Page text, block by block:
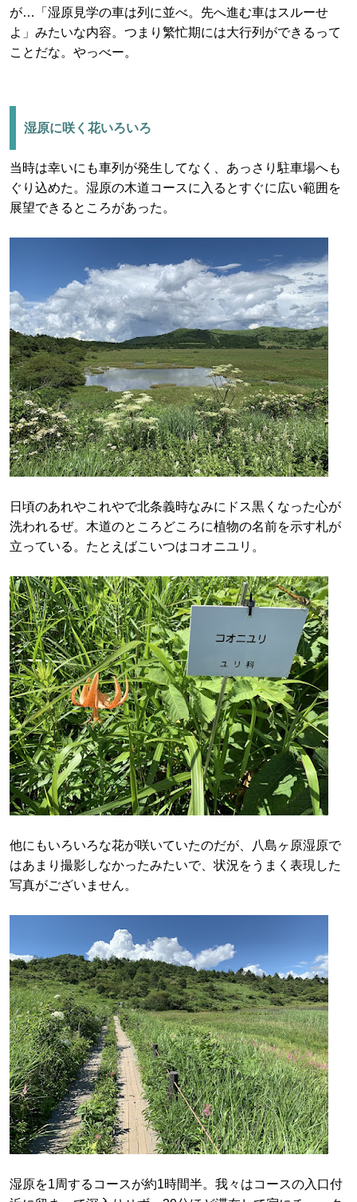
が…「湿原見学の車は列に並べ。先へ進む車はスルーせ
よ」みたいな内容。つまり繁忙期には大行列ができるって
ことだな。やっべー。
湿原に咲く花いろいろ
当時は幸いにも車列が発生してなく、あっさり駐車場へも
ぐり込めた。湿原の木道コースに入るとすぐに広い範囲を
展望できるところがあった。
日頃のあれやこれやで北条義時なみにドス黒くなった心が
洗われるぜ。木道のところどころに植物の名前を示す札が
立っている。たとえばこいつはコオニユリ。
他にもいろいろな花が咲いていたのだが、八島ヶ原湿原で
はあまり撮影しなかったみたいで、状況をうまく表現した
写真がございません。
湿原を1周するコースが約1時間半。我々はコースの入口付